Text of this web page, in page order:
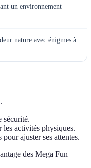
un environnement
nature avec énigmes à
sécurité.
les activités physiques.
ajuster ses attentes.
des Mega Fun